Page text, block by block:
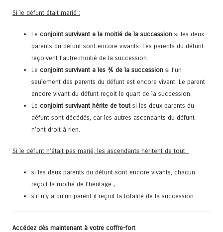
Si le défunt était marié :
Le conjoint survivant a la moitié de la succession si les deux
parents du défunt sont encore vivants. Les parents du défunt
reçoivent l’autre moitié de la succession.
Le conjoint survivant a les ¾ de la succession si l’un
seulement des parents du défunt est encore vivant. Le parent
encore vivant du défunt reçoit le quart de la succession.
Le conjoint survivant hérite de tout si les deux parents du
défunt sont décédés, car les autres ascendants du défunt
n’ont droit à rien.
Si le défunt n’était pas marié, les ascendants héritent de tout :
si les deux parents du défunt sont encore vivants, chacun
reçoit la moitié de l’héritage ;
s’il n’y a qu’un parent il reçoit la totalité de la succession.
Accédez dès maintenant à votre coffre-fort